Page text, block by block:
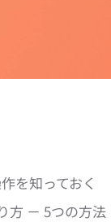
を知っておく
方 － 5つの方法